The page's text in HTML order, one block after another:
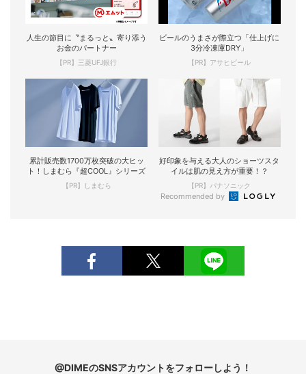
人生の節目に〝まるっと〟寄り添う
お金のパートナー
【PR】三菱UFJ銀行
ビールのうまさが際立つ「仕上げに
3分冷凍庫DRY」
【PR】アサヒビール
累計販売数1700万枚突破の大ヒッ
ト！しまむら『超COOL』シリーズ
【PR】しまむら
好印象を与える大人のショーツスタ
イルは肌の見え方が重要！？
【PR】パナソニック
Recommended by
@DIMEのSNSアカウントをフォローしよう！